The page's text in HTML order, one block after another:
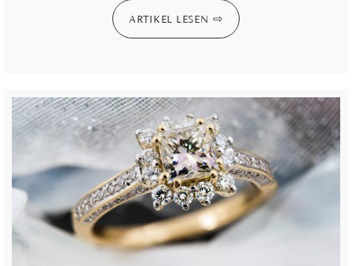
ARTIKEL LESEN